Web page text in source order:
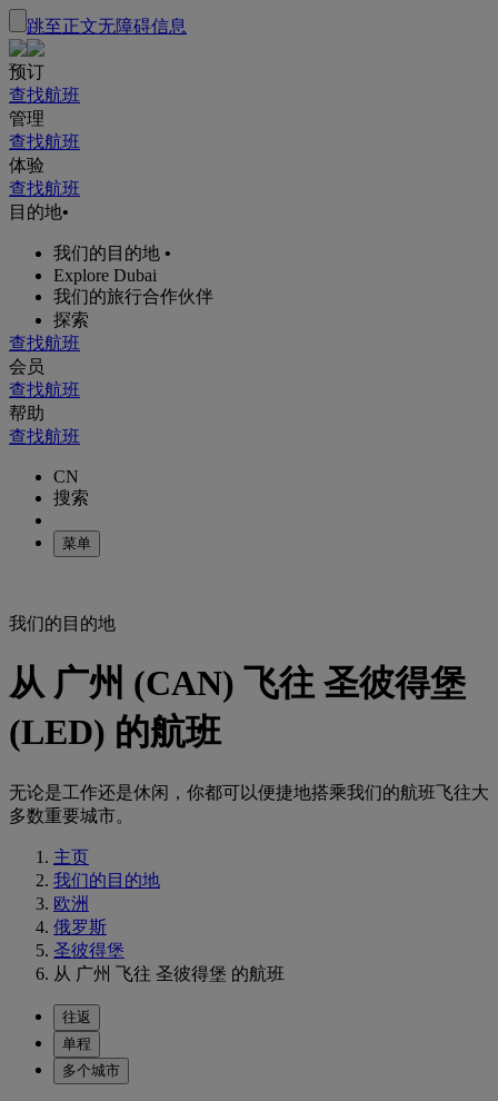
跳至正文无障碍信息
预订
查找航班
管理
查找航班
体验
查找航班
目的地•
我们的目的地 •
Explore Dubai
我们的旅行合作伙伴
探索
查找航班
会员
查找航班
帮助
查找航班
CN
搜索
菜单
我们的目的地
从 广州 (CAN) 飞往 圣彼得堡
(LED) 的航班
无论是工作还是休闲，你都可以便捷地搭乘我们的航班飞往大
多数重要城市。
主页
我们的目的地
欧洲
俄罗斯
圣彼得堡
从 广州 飞往 圣彼得堡 的航班
往返
单程
多个城市